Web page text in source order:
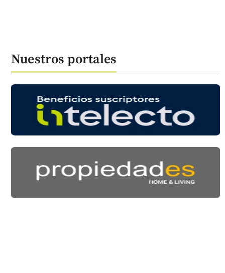
Nuestros portales